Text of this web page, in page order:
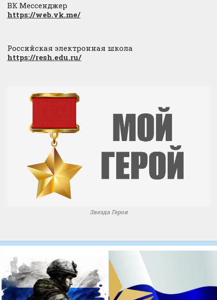
ВК Мессенджер
https://web.vk.me/
Российская электронная школа
https://resh.edu.ru/
Звезда Героя